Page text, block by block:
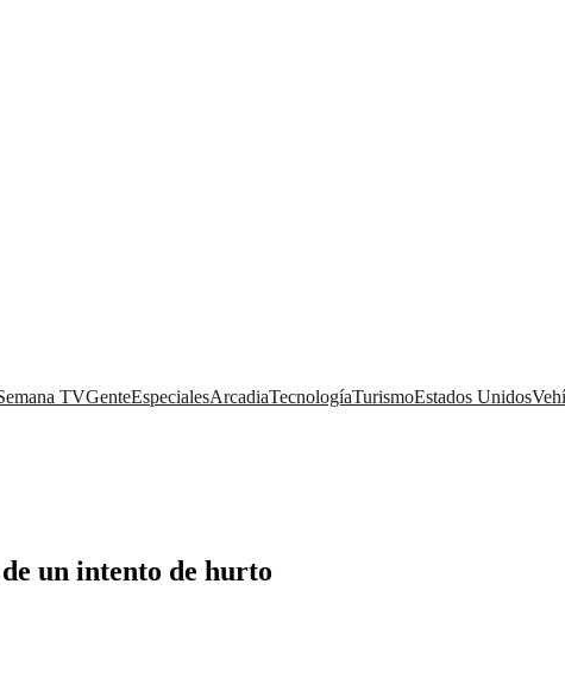
TVGenteEspecialesArcadiaTecnologíaTurismoEstados Unidos
un intento de hurto